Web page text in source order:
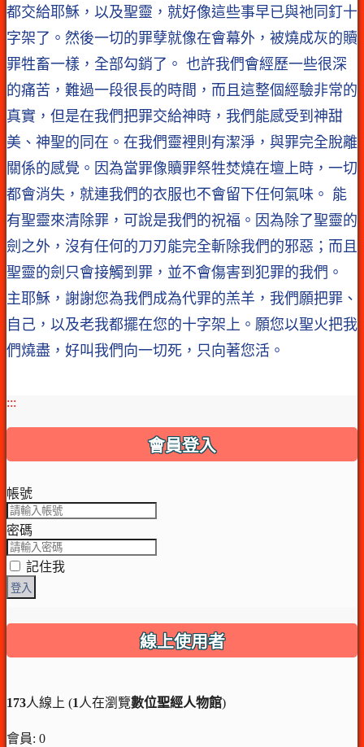
都交給耶穌，以及聖靈，就好像這些事早已與祂同釘十
字架了。然後一切的罪孽就像在會幕外，被燒成灰的贖
罪牲畜一樣，全部勾銷了。 也許我們會經歷一些很深
的痛苦，難過一段很長的時間，而且這整個經驗非常的
真實，但是在我們把罪交給神時，我們能感受到神甜
美、神聖的同在。在我們靈裡則有潔淨，與罪完全脫離
關係的感覺。因為當罪像贖罪祭牲焚燒在壇上時，一切
都會消失，就連我們的衣服也不會留下任何氣味。 能
有聖靈來清除罪，可說是我們的祝福。因為除了聖靈的
劍之外，沒有任何的刀刃能完全斬除我們的邪惡；而且
聖靈的劍只會接觸到罪，並不會傷害到犯罪的我們。
主耶穌，謝謝您為我們成為代罪的羔羊，我們願把罪、
自己，以及老我都擺在您的十字架上。願您以聖火把我
們燒盡，好叫我們向一切死，只向著您活。
:::
會員登入
帳號
密碼
記住我
登入
線上使用者
173人線上 (1 人在瀏覽數位聖經人物館)
會員: 0